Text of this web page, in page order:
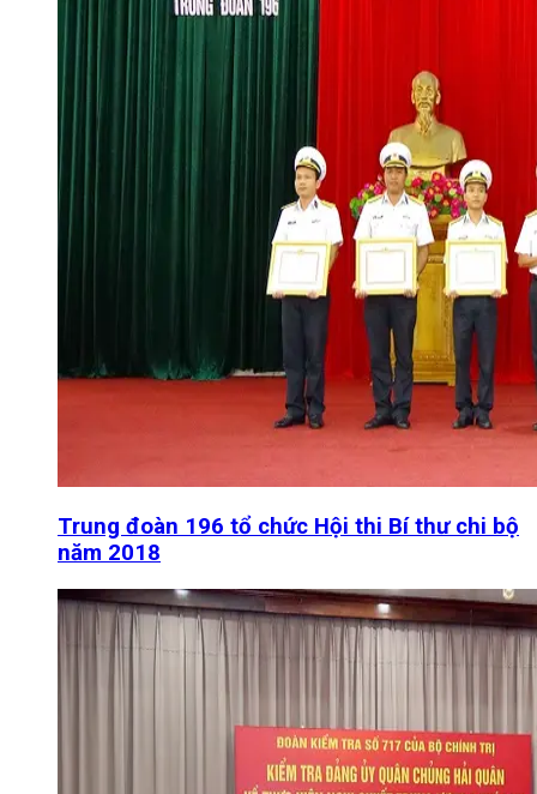
Trung đoàn 196 tổ chức Hội thi Bí thư chi bộ
năm 2018